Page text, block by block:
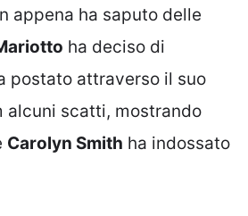
appena ha saputo delle
ha deciso di
postato attraverso il suo
alcuni scatti, mostrando
Carolyn Smith ha indossato